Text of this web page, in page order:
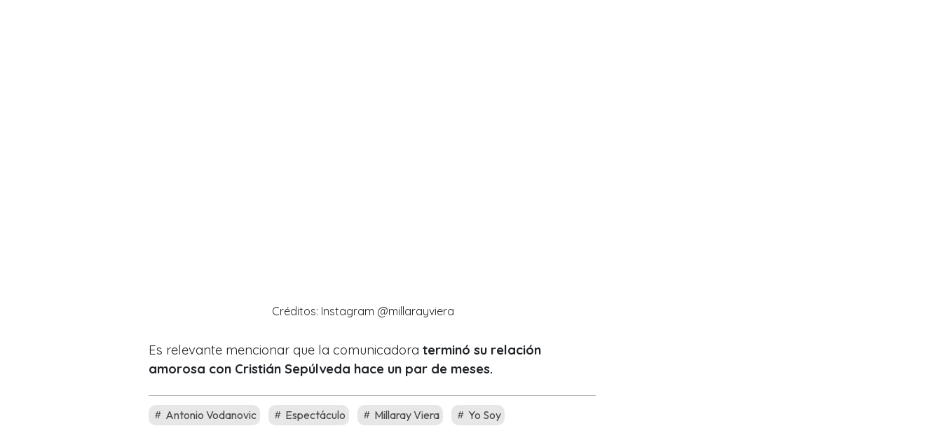
Créditos: Instagram @millarayviera
Es relevante mencionar que la comunicadora terminó su relación
amorosa con Cristián Sepúlveda hace un par de meses.
Antonio Vodanovic Espectáculo Millaray Viera Yo Soy